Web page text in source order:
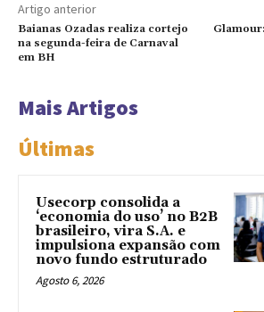
Artigo anterior
Baianas Ozadas realiza cortejo
na segunda-feira de Carnaval
em BH
Mais Artigos
Últimas
Usecorp consolida a
‘economia do uso’ no B2B
brasileiro, vira S.A. e
impulsiona expansão com
novo fundo estruturado
Agosto 6, 2026